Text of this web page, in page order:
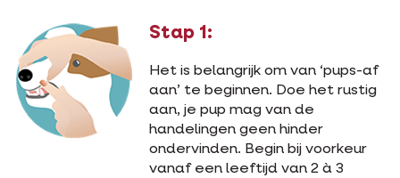
Stap 1:
Het is belangrijk om van ‘pups-af
aan’ te beginnen. Doe het rustig
aan, je pup mag van de
handelingen geen hinder
ondervinden. Begin bij voorkeur
vanaf een leeftijd van 2 à 3